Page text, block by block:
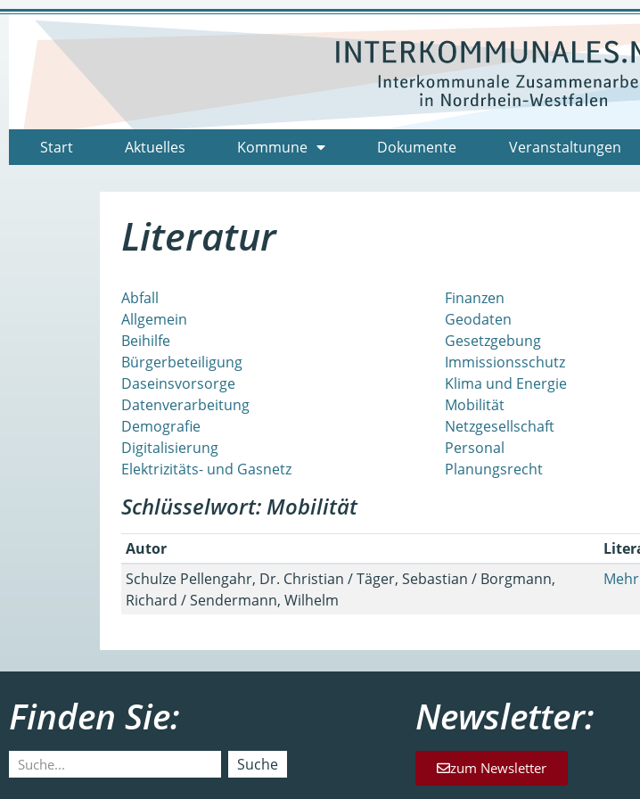
Start Aktuelles Kommune Dokumente Veranstaltungen
Literatur
Abfall
Allgemein
Beihilfe
Bürgerbeteiligung
Daseinsvorsorge
Datenverarbeitung
Demografie
Digitalisierung
Elektrizitäts- und Gasnetz
Finanzen
Geodaten
Gesetzgebung
Immissionsschutz
Klima und Energie
Mobilität
Netzgesellschaft
Personal
Planungsrecht
Schlüsselwort: Mobilität
Autor
Schulze Pellengahr, Dr. Christian / Täger, Sebastian / Borgmann,
Richard / Sendermann, Wilhelm
Finden Sie:
Suche
Newsletter:
zum Newsletter